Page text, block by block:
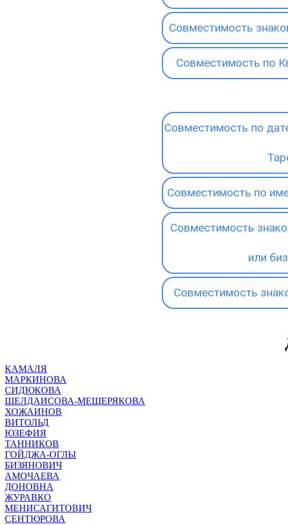
Совместимость
Совместимость по
Совместимость по
Совместимость по
Совместимость
или
Совместимость
КАМАЛЯ
МАРКИНОВА
СИДЮКОВА
ШЕЛДАИСОВА-МЕЩЕРЯКОВА
ХОЖАИНОВ
ВИТОЛЬД
ЮЗЕФИЯ
ТАННИКОВ
ГОЙДЖА-ОГЛЫ
БИЗЯНОВИЧ
АМОЧАЕВА
ДОНОВНА
ЖУРАВКО
МЕНИСАГИТОВИЧ
СЕНТЮРОВА